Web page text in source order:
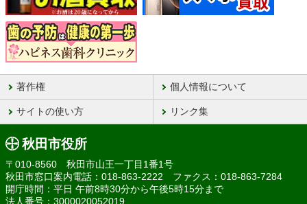
著作権 個人情報について
サイトの使い方 リンク集
秋田市役所
〒010-8560 秋田市山王一丁目1番1号
秋田市窓口案内電話：018-863-2222 ファクス：018-863-7284
開庁時間：平日 午前8時30分から午後5時15分まで
法人番号：3000020052019